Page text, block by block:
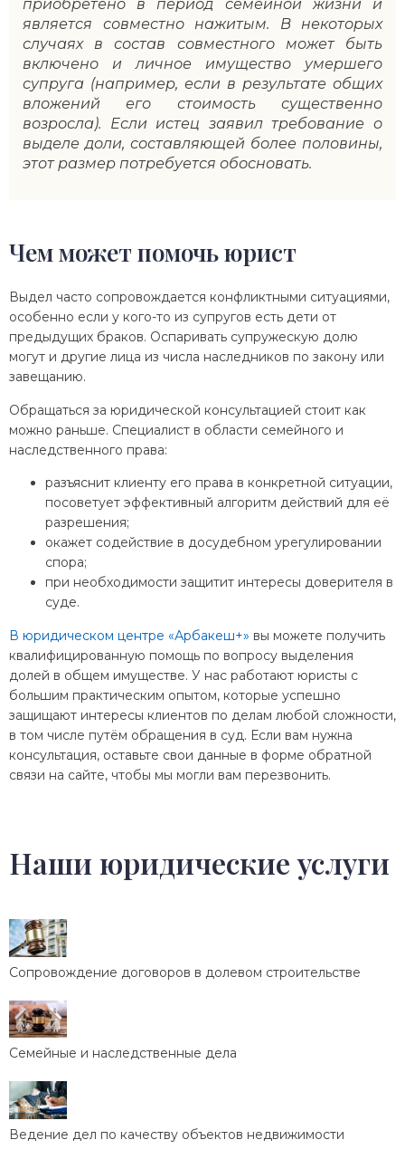
приобретено в период семейной жизни и
является совместно нажитым. В некоторых
случаях в состав совместного может быть
включено и личное имущество умершего
супруга (например, если в результате общих
вложений его стоимость существенно
возросла). Если истец заявил требование о
выделе доли, составляющей более половины,
этот размер потребуется обосновать.
Чем может помочь юрист
Выдел часто сопровождается конфликтными ситуациями,
особенно если у кого-то из супругов есть дети от
предыдущих браков. Оспаривать супружескую долю
могут и другие лица из числа наследников по закону или
завещанию.
Обращаться за юридической консультацией стоит как
можно раньше. Специалист в области семейного и
наследственного права:
разъяснит клиенту его права в конкретной ситуации,
посоветует эффективный алгоритм действий для её
разрешения;
окажет содействие в досудебном урегулировании
спора;
при необходимости защитит интересы доверителя в
суде.
В юридическом центре «Арбакеш+» вы можете получить
квалифицированную помощь по вопросу выделения
долей в общем имуществе. У нас работают юристы с
большим практическим опытом, которые успешно
защищают интересы клиентов по делам любой сложности,
в том числе путём обращения в суд. Если вам нужна
консультация, оставьте свои данные в форме обратной
связи на сайте, чтобы мы могли вам перезвонить.
Наши юридические услуги
Сопровождение договоров в долевом строительстве
Семейные и наследственные дела
Ведение дел по качеству объектов недвижимости